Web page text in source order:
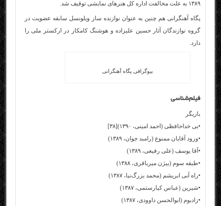
۱۳۸۹ به علت مخالفت اداره کل هنرهای نمایشی توقیف شد.
پگاه آهنگرانی هم چنین به عنوان نوازنده ساز ویلونسل سابقه عضویت در
گروه نوازندگان آثار حسین علیزاده و هوشنگ کامکار در ارکستر ملی را
دارد.
بیوگرافی پگاه آهنگرانی
فیلم‌شناسی
بازیگر
•بی خداحافظی (احمد امینی، ۱۳۹۰)[۳۸]
•ورود آقایان ممنوع (رامبد جوان، ۱۳۸۹)
•آقا یوسف (علی رفیعی، ۱۳۸۹)
•طبقه سوم (بیژن میرباقری، ۱۳۸۸)
•راه آبی ابریشم (محمد بزرگ‌نیا، ۱۳۸۷)
•شیرین (عباس کیارستمی، ۱۳۸۷)
•زادبوم (ابوالحسن داوودی، ۱۳۸۷)